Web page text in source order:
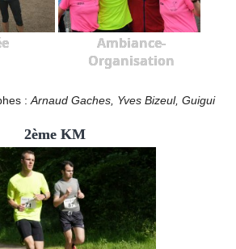
Ambiance-
Organisation
: Arnaud Gaches, Yves Bizeul, Guigui
2ème KM